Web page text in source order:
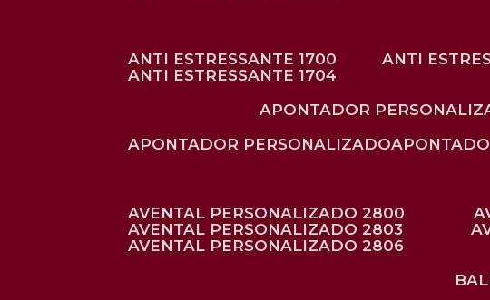
ANTI ESTRESSANTE 1700
ANTI
ANTI ESTRESSANTE 1704
APONTADOR
APONTADOR PERSONALIZADO
AVENTAL PERSONALIZADO 2800
AVENTAL PERSONALIZADO 2803
AVENTAL PERSONALIZADO 2806